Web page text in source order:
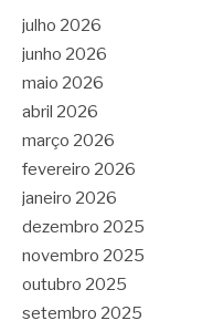
julho 2026
junho 2026
maio 2026
abril 2026
março 2026
fevereiro 2026
janeiro 2026
dezembro 2025
novembro 2025
outubro 2025
setembro 2025